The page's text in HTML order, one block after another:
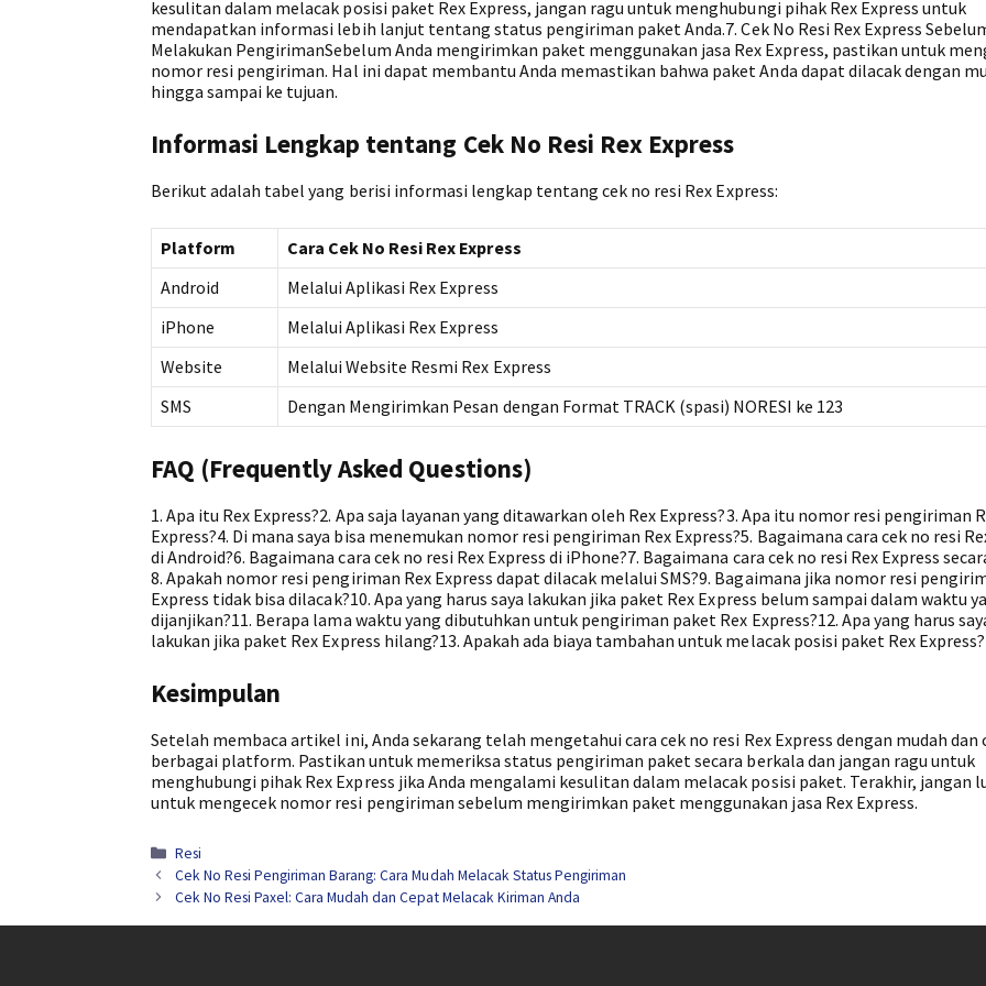
kesulitan dalam melacak posisi paket Rex Express, jangan ragu untuk menghubungi pihak Rex Express untuk
mendapatkan informasi lebih lanjut tentang status pengiriman paket Anda.7. Cek No Resi Rex Express
Melakukan PengirimanSebelum Anda mengirimkan paket menggunakan jasa Rex Express, pastikan untuk
nomor resi pengiriman. Hal ini dapat membantu Anda memastikan bahwa paket Anda dapat dilacak dengan
hingga sampai ke tujuan.
Informasi Lengkap tentang Cek No Resi Rex Express
Berikut adalah tabel yang berisi informasi lengkap tentang cek no resi Rex Express:
Platform
Cara Cek No Resi Rex Express
Android
Melalui Aplikasi Rex Express
iPhone
Melalui Aplikasi Rex Express
Website
Melalui Website Resmi Rex Express
SMS
Dengan Mengirimkan Pesan dengan Format TRACK (spasi) NORESI ke 123
FAQ (Frequently Asked Questions)
1. Apa itu Rex Express?2. Apa saja layanan yang ditawarkan oleh Rex Express?3. Apa itu nomor resi pengiriman
Express?4. Di mana saya bisa menemukan nomor resi pengiriman Rex Express?5. Bagaimana cara cek no resi
di Android?6. Bagaimana cara cek no resi Rex Express di iPhone?7. Bagaimana cara cek no resi Rex Express
8. Apakah nomor resi pengiriman Rex Express dapat dilacak melalui SMS?9. Bagaimana jika nomor resi
Express tidak bisa dilacak?10. Apa yang harus saya lakukan jika paket Rex Express belum sampai dalam waktu
dijanjikan?11. Berapa lama waktu yang dibutuhkan untuk pengiriman paket Rex Express?12. Apa yang harus
lakukan jika paket Rex Express hilang?13. Apakah ada biaya tambahan untuk melacak posisi paket Rex Express?
Kesimpulan
Setelah membaca artikel ini, Anda sekarang telah mengetahui cara cek no resi Rex Express dengan mudah dan
berbagai platform. Pastikan untuk memeriksa status pengiriman paket secara berkala dan jangan ragu untuk
menghubungi pihak Rex Express jika Anda mengalami kesulitan dalam melacak posisi paket. Terakhir, jangan
untuk mengecek nomor resi pengiriman sebelum mengirimkan paket menggunakan jasa Rex Express.
Kategori
Resi
Cek No Resi Pengiriman Barang: Cara Mudah Melacak Status Pengiriman
Cek No Resi Paxel: Cara Mudah dan Cepat Melacak Kiriman Anda